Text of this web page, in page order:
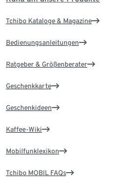
Tchibo Kataloge & Magazine
Bedienungsanleitungen
Ratgeber & Größenberater
Geschenkkarte
Geschenkideen
Kaffee-Wiki
Mobilfunklexikon
Tchibo MOBIL FAQs